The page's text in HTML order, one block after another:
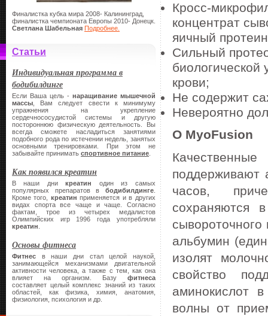
Финалистка кубка мира 2008- Калининград,
финалистка чемпионата Европы 2010- Донецк.
Светлана Шабельная Подробнее.
Статьи
Индивидуальная программа в
бодибилдинге
Если Ваша цель - наращивание мышечной
массы , Вам следует свести к минимуму
упражнения на укрепление
сердечнососудистой системы и другую
постороннюю физическую деятельность. Вы
всегда сможете насладиться занятиями
подобного рода по истечении недель, занятых
основными тренировками. При этом не
забывайте принимать спортивное питание
Как появился креатин
В наши дникреатин
один из самых
популярных препаратов в бодибилдинге
Кроме того, креатин применяется и в других
видах спорта все чаще и чаще. Согласно
фактам, трое из четырех медалистов
Олимпийских игр 1996 года употребляли
креатин
Основы фитнеса
Фитнес в наши дни стал целой наукой,
занимающейся механизмами двигательной
активности человека, а также с тем, как она
влияет на организм. Базу фитнеса
составляет целый комплекс знаний из таких
областей, как физика, химия, анатомия,
физиология, психология и др.
Кросс-
концентрат
яичный
Сильный
биологической
крови;
Не содержит
Невероятно
О MyoFusion
поддерживают
часов,
сохраняются
альбумин
изолят
свойство
аминокислот
волны от